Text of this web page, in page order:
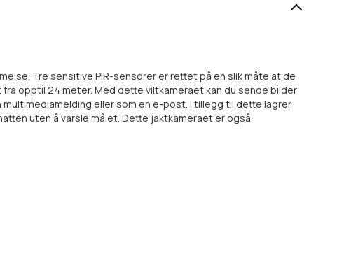
Tre sensitive PIR-sensorer er rettet på en slik måte at de
opptil 24 meter. Med dette viltkameraet kan du sende bilder
eller som en e-post. I tillegg til dette lagrer
uten å varsle målet. Dette jaktkameraet er også